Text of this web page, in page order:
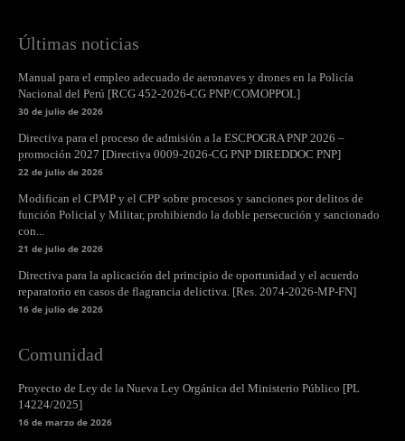
Últimas noticias
Manual para el empleo adecuado de aeronaves y drones en la Policía
Nacional del Perú [RCG 452-2026-CG PNP/COMOPPOL]
30 de julio de 2026
Directiva para el proceso de admisión a la ESCPOGRA PNP 2026 –
promoción 2027 [Directiva 0009-2026-CG PNP DIREDDOC PNP]
22 de julio de 2026
Modifican el CPMP y el CPP sobre procesos y sanciones por delitos de
función Policial y Militar, prohibiendo la doble persecución y sancionado
con...
21 de julio de 2026
Directiva para la aplicación del principio de oportunidad y el acuerdo
reparatorio en casos de flagrancia delictiva. [Res. 2074-2026-MP-FN]
16 de julio de 2026
Comunidad
Proyecto de Ley de la Nueva Ley Orgánica del Ministerio Público [PL
14224/2025]
16 de marzo de 2026